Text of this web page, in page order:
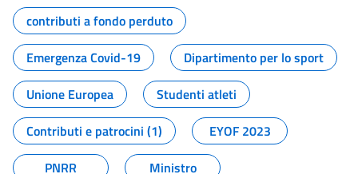
contributi a fondo perduto
Emergenza Covid-19
Dipartimento per lo sport
Unione Europea
Studenti atleti
Contributi e patrocini (1)
EYOF 2023
PNRR
Ministro